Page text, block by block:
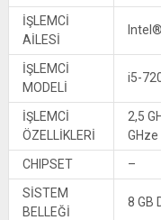
İŞLEMCİ
AİLESİ
İŞLEMCİ
MODELİ
i5-
İŞLEMCİ
ÖZELLİKLERİ
2,5
CHIPSET
–
SİSTEM
BELLEĞİ
8 GB